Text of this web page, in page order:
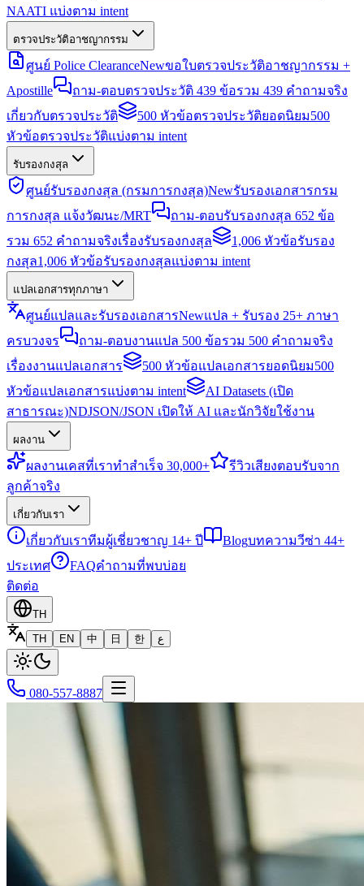
NAATI แบ่งตาม intent
ตรวจประวัติอาชญากรรม
ศูนย์ Police ClearanceNewขอใบตรวจประวัติอาชญากรรม +
Apostille
ถาม-ตอบตรวจประวัติ 439 ข้อรวม 439 คำถามจริง
เกี่ยวกับตรวจประวัติ
500 หัวข้อตรวจประวัติยอดนิยม500
หัวข้อตรวจประวัติแบ่งตาม intent
รับรองกงสุล
ศูนย์รับรองกงสุล (กรมการกงสุล)Newรับรองเอกสารกรม
การกงสุล แจ้งวัฒนะ/MRT
ถาม-ตอบรับรองกงสุล 652 ข้อ
รวม 652 คำถามจริงเรื่องรับรองกงสุล
1,006 หัวข้อรับรอง
กงสุล1,006 หัวข้อรับรองกงสุลแบ่งตาม intent
แปลเอกสารทุกภาษา
ศูนย์แปลและรับรองเอกสารNewแปล + รับรอง 25+ ภาษา
ครบวงจร
ถาม-ตอบงานแปล 500 ข้อรวม 500 คำถามจริง
เรื่องงานแปลเอกสาร
500 หัวข้อแปลเอกสารยอดนิยม500
หัวข้อแปลเอกสารแบ่งตาม intent
AI Datasets (เปิด
สาธารณะ)NDJSON/JSON เปิดให้ AI และนักวิจัยใช้งาน
ผลงาน
ผลงานเคสที่เราทำสำเร็จ 30,000+ รีวิวเสียงตอบรับจาก
ลูกค้าจริง
เกี่ยวกับเรา
เกี่ยวกับเราทีมผู้เชี่ยวชาญ 14+ ปี Blogบทความวีซ่า 44+
ประเทศ
FAQคำถามที่พบบ่อย
ติดต่อ
TH
TH
EN 中 日 한 ع
080-557-8887